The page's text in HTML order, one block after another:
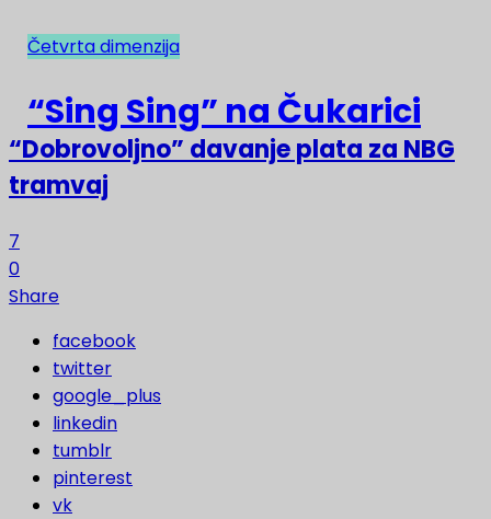
NAJNOVIJE
“Dobrovoljno” davanje plata za NBG
tramvaj
7
0
Share
facebook
twitter
google_plus
linkedin
tumblr
pinterest
vk
Četvrta dimenzija
“Sing Sing” na Čukarici